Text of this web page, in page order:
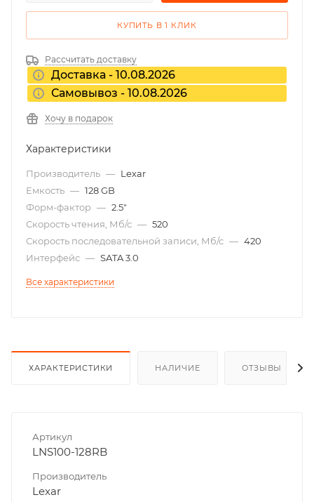
КУПИТЬ В 1 КЛИК
Рассчитать доставку
Доставка - 10.08.2026
Самовывоз - 10.08.2026
Хочу в подарок
Характеристики
Производитель — Lexar
Емкость — 128 GB
Форм-фактор — 2.5"
Скорость чтения, Мб/с — 520
Скорость последовательной записи, Мб/с — 420
Интерфейс — SATA 3.0
Все характеристики
ХАРАКТЕРИСТИКИ НАЛИЧИЕ ОТЗЫВЫ
Артикул
LNS100-128RB
Производитель
Lexar